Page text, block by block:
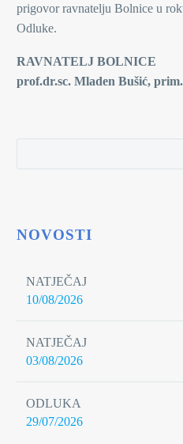
prigovor ravnatelju Bolnice u
Odluke.
RAVNATELJ BOLNICE
prof.dr.sc. Mladen Bušić,
NOVOSTI
NATJEČAJ
10/08/2026
NATJEČAJ
03/08/2026
ODLUKA
29/07/2026